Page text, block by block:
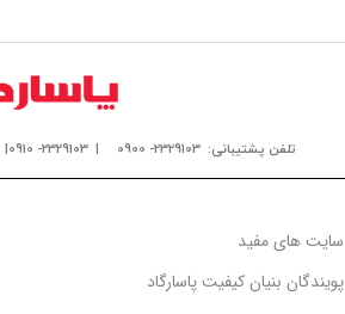
تلفن پشتیبانی: 2329103- 0900 | 2329103- 0910|
سایت های مفید
پویندگان بنیان کیفیت پاسارگاد